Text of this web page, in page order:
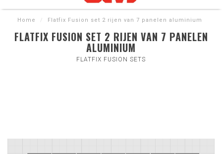
Home / Flatfix Fusion set 2 rijen van 7 panelen aluminium
FLATFIX FUSION SET 2 RIJEN VAN 7 PANELEN
ALUMINIUM
FLATFIX FUSION SETS